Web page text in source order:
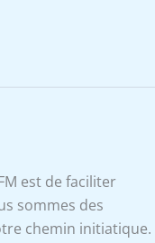
est de faciliter
sommes des
chemin initiatique.